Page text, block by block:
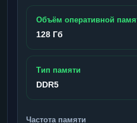
Объём оперативной
128 Гб
Тип памяти
DDR5
Частота памяти